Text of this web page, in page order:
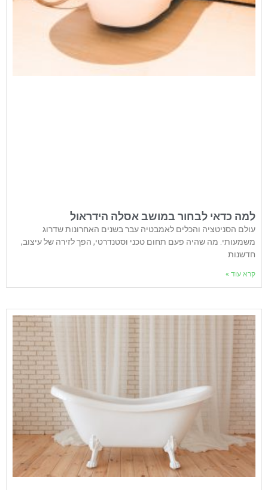
למה כדאי לבחור במושב אסלה הידראול
עולם הסניטציה והכלים לאמבטיה עבר בשנים האחרונות שדרוג
משמעותי. מה שהיה פעם תחום טכני וסטנדרטי, הפך לזירה של עיצוב,
חדשנות
קרא עוד »